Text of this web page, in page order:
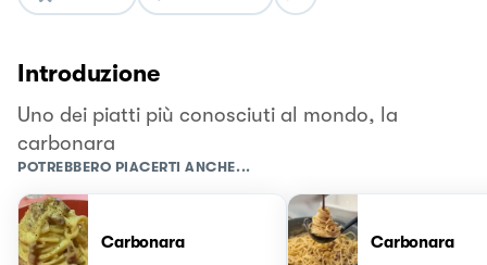
Introduzione
Uno dei piatti più conosciuti al mondo, la
carbonara
POTREBBERO PIACERTI ANCHE...
Carbonara Carbonara